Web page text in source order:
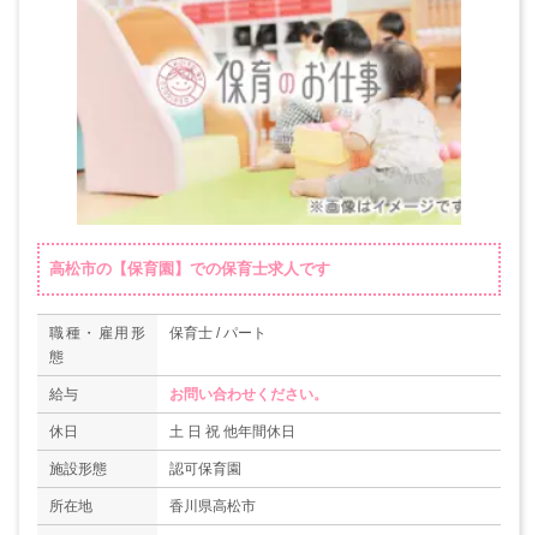
高松市の【保育園】での保育士求人です
職種・雇用形
態
保育士 / パート
給与 お問い合わせください。
休日 土 日 祝 他年間休日
施設形態 認可保育園
所在地 香川県高松市